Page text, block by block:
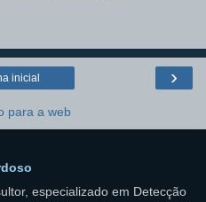
›
inicial
para a web
especializado em Detecção